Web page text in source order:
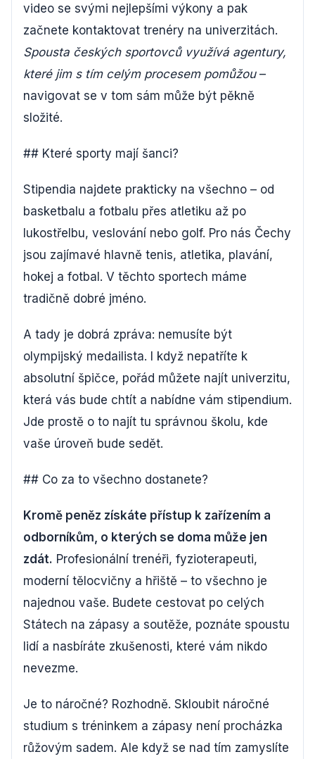
video se svými nejlepšími výkony a pak
začnete kontaktovat trenéry na univerzitách.
Spousta českých sportovců využívá agentury,
které jim s tím celým procesem pomůžou–
navigovat se v tom sám může být pěkně
složité.
## Které sporty mají šanci?
Stipendia najdete prakticky na všechno – od
basketbalu a fotbalu přes atletiku až po
lukostřelbu, veslování nebo golf. Pro nás Čechy
jsou zajímavé hlavně tenis, atletika, plavání,
hokej a fotbal. V těchto sportech máme
tradičně dobré jméno.
A tady je dobrá zpráva: nemusíte být
olympijský medailista. I když nepatříte k
absolutní špičce, pořád můžete najít univerzitu,
která vás bude chtít a nabídne vám stipendium.
Jde prostě o to najít tu správnou školu, kde
vaše úroveň bude sedět.
## Co za to všechno dostanete?
Kromě peněz získáte přístup k zařízením a
odborníkům, o kterých se doma může jen
zdát. Profesionální trenéři, fyzioterapeuti,
moderní tělocvičny a hřiště – to všechno je
najednou vaše. Budete cestovat po celých
Státech na zápasy a soutěže, poznáte spoustu
lidí a nasbíráte zkušenosti, které vám nikdo
nevezme.
Je to náročné? Rozhodně. Skloubit náročné
studium s tréninkem a zápasy není procházka
růžovým sadem. Ale když se nad tím zamyslíte